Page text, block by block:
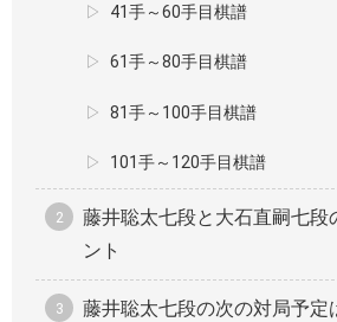
41手～60手目棋譜
61手～80手目棋譜
81手～100手目棋譜
101手～120手目棋譜
藤井聡太七段と大石直嗣七段
ント
藤井聡太七段の次の対局予定